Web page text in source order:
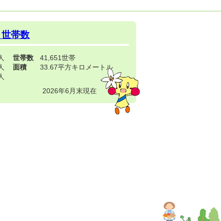
帯数
世帯数
41,651世帯
面積
33.67平方キロメートル
2026年6月末現在